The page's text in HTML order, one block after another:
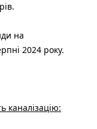
на
2024 року.
каналізацію: